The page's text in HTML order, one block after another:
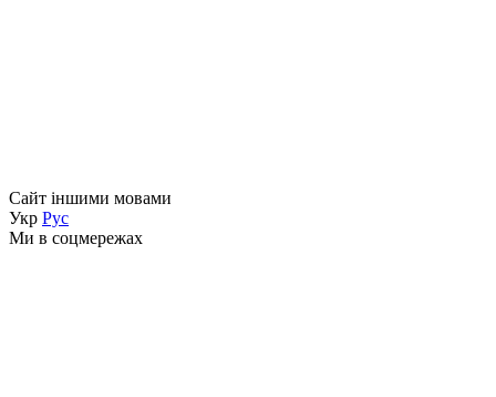
Сайт іншими мовами
Укр Рус
Ми в соцмережах